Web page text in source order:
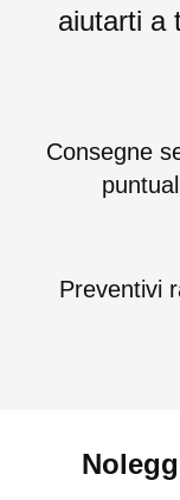
aiutarti a
Consegne
Preventivi